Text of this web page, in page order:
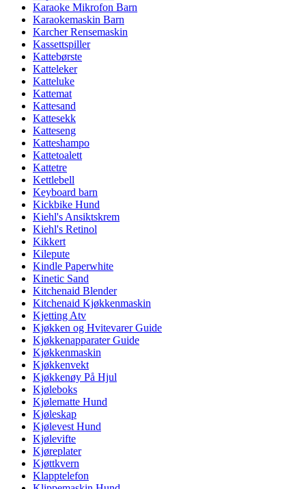
Karaoke Mikrofon Barn
Karaokemaskin Barn
Karcher Rensemaskin
Kassettspiller
Kattebørste
Katteleker
Katteluke
Kattemat
Kattesand
Kattesekk
Katteseng
Katteshampo
Kattetoalett
Kattetre
Kettlebell
Keyboard barn
Kickbike Hund
Kiehl's Ansiktskrem
Kiehl's Retinol
Kikkert
Kilepute
Kindle Paperwhite
Kinetic Sand
Kitchenaid Blender
Kitchenaid Kjøkkenmaskin
Kjetting Atv
Kjøkken og Hvitevarer Guide
Kjøkkenapparater Guide
Kjøkkenmaskin
Kjøkkenvekt
Kjøkkenøy På Hjul
Kjøleboks
Kjølematte Hund
Kjøleskap
Kjølevest Hund
Kjølevifte
Kjøreplater
Kjøttkvern
Klapptelefon